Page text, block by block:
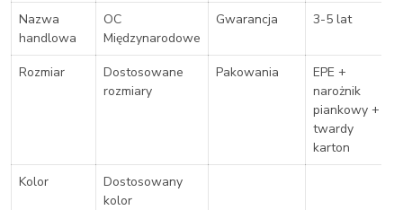
Nazwa
handlowa
OC
Międzynarodowe
Gwarancja 3-5 lat
Rozmiar
Dostosowane
rozmiary
Pakowania
EPE +
narożnik
piankowy +
twardy
karton
Kolor
Dostosowany
kolor